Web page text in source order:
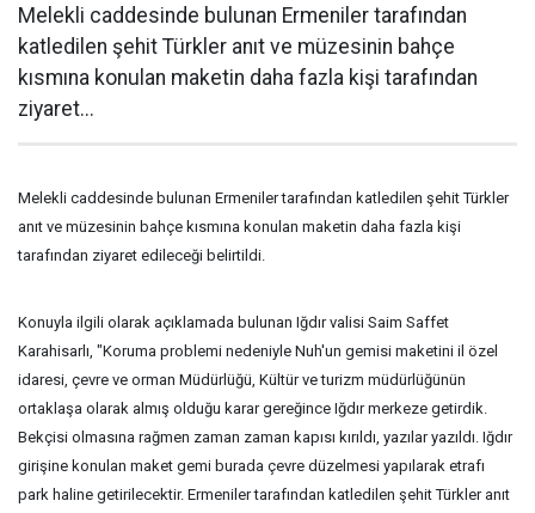
Melekli caddesinde bulunan Ermeniler tarafından
katledilen şehit Türkler anıt ve müzesinin bahçe
kısmına konulan maketin daha fazla kişi tarafından
ziyaret...
Melekli caddesinde bulunan Ermeniler tarafından katledilen şehit Türkler
anıt ve müzesinin bahçe kısmına konulan maketin daha fazla kişi
tarafından ziyaret edileceği belirtildi.
Konuyla ilgili olarak açıklamada bulunan Iğdır valisi Saim Saffet
Karahisarlı, "Koruma problemi nedeniyle Nuh'un gemisi maketini il özel
idaresi, çevre ve orman Müdürlüğü, Kültür ve turizm müdürlüğünün
ortaklaşa olarak almış olduğu karar gereğince Iğdır merkeze getirdik.
Bekçisi olmasına rağmen zaman zaman kapısı kırıldı, yazılar yazıldı. Iğdır
girişine konulan maket gemi burada çevre düzelmesi yapılarak etrafı
park haline getirilecektir. Ermeniler tarafından katledilen şehit Türkler anıt